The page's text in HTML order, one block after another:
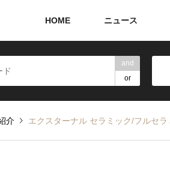
HOME ニュース
and
or
介 エクスターナル セラミック/フルセ